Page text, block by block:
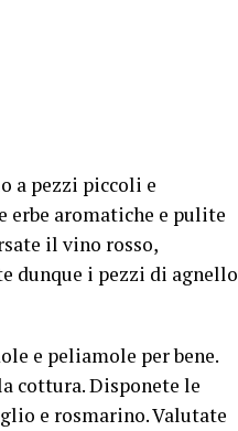
a pezzi piccoli e
erbe aromatiche e pulite
il vino rosso,
dunque i pezzi di agnello
e peliamole per bene.
cottura. Disponete le
e rosmarino. Valutate